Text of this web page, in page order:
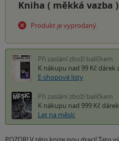
Kniha ( měkká vazba )
Produkt je vyprodaný.
Při zaslání zboží balíčkem
K nákupu nad 99 Kč dárek
E-shopové listy
Při zaslání zboží balíčkem
K nákupu nad 999 Kč
Let na měsíc